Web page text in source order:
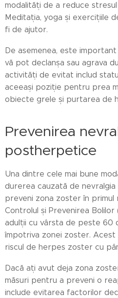
modalități de a reduce stresul
Meditația, yoga și exercițiile
fi de ajutor.
De asemenea, este
vă pot declanșa sau agrava
activități de evitat includ
aceeași poziție pentru prea
obiecte grele și purtarea de
Prevenirea
postherpetice
Una dintre cele mai bune
durerea cauzată de
preveni zona zoster în
Controlul și Prevenirea Bolilor
adulții cu vârsta de peste 60
împotriva zonei zoster.
riscul de herpes zoster cu
Dacă ați avut deja zona
măsuri pentru a preveni o
include evitarea factorilor